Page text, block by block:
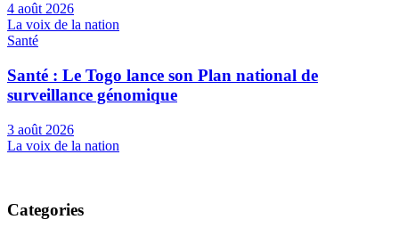
4 août 2026
La voix de la nation
Santé
Santé : Le Togo lance son Plan national de
surveillance génomique
3 août 2026
La voix de la nation
Categories